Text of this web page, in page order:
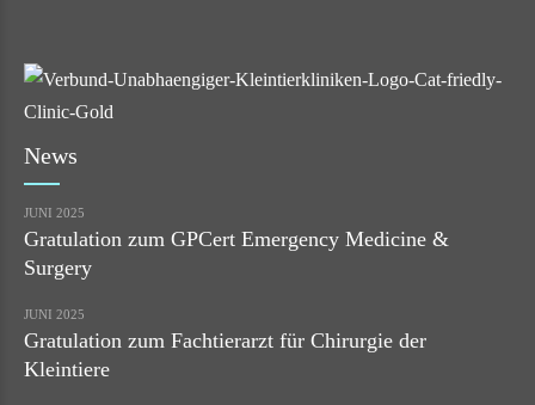
News
JUNI 2025
Gratulation zum GPCert Emergency Medicine &
Surgery
JUNI 2025
Gratulation zum Fachtierarzt für Chirurgie der
Kleintiere